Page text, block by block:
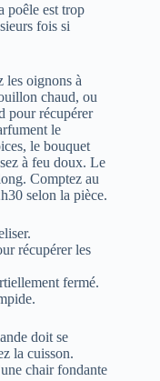
poêle est trop
fois si
les oignons à
chaud, ou
pour récupérer
le
le bouquet
à feu doux. Le
Comptez au
selon la pièce.
récupérer les
fermé.
doit se
la cuisson.
chair fondante